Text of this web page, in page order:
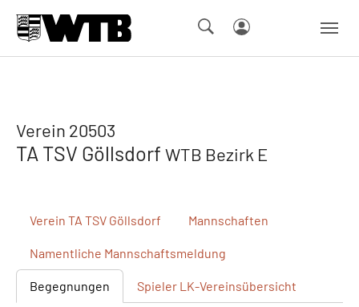
Verein 20503
TA TSV Göllsdorf WTB Bezirk E
Verein TA TSV Göllsdorf Mannschaften
Namentliche Mannschaftsmeldung
Begegnungen Spieler LK-Vereinsübersicht